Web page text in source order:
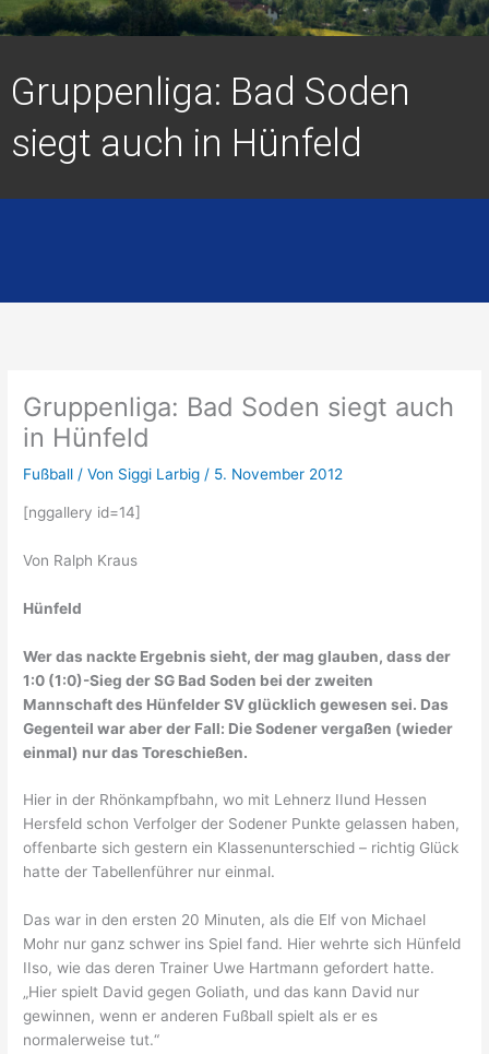
Gruppenliga: Bad Soden
siegt auch in Hünfeld
Gruppenliga: Bad Soden siegt auch
in Hünfeld
Fußball / Von Siggi Larbig/ 5. November 2012
[nggallery id=14]
Von Ralph Kraus
Hünfeld
Wer das nackte Ergebnis sieht, der mag glauben, dass der
1:0 (1:0)-Sieg der SG Bad Soden bei der zweiten
Mannschaft des Hünfelder SV glücklich gewesen sei. Das
Gegenteil war aber der Fall: Die Sodener vergaßen (wieder
einmal) nur das Toreschießen.
Hier in der Rhönkampfbahn, wo mit Lehnerz IIund Hessen
Hersfeld schon Verfolger der Sodener Punkte gelassen haben,
offenbarte sich gestern ein Klassenunterschied – richtig Glück
hatte der Tabellenführer nur einmal.
Das war in den ersten 20 Minuten, als die Elf von Michael
Mohr nur ganz schwer ins Spiel fand. Hier wehrte sich Hünfeld
IIso, wie das deren Trainer Uwe Hartmann gefordert hatte.
„Hier spielt David gegen Goliath, und das kann David nur
gewinnen, wenn er anderen Fußball spielt als er es
normalerweise tut.“